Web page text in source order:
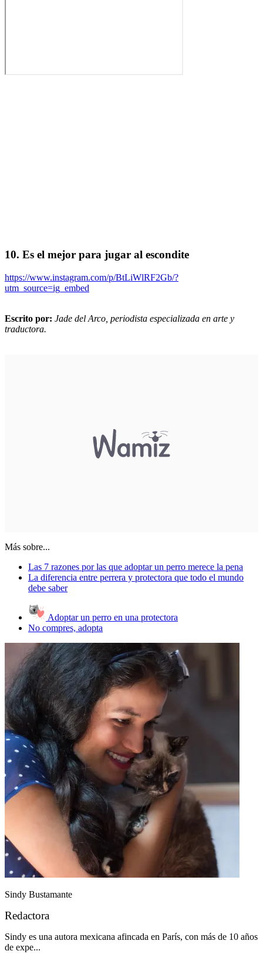
10. Es el mejor para jugar al escondite
https://www.instagram.com/p/BtLiWlRF2Gb/?
utm_source=ig_embed
Escrito por: Jade del Arco, periodista especializada en arte y
traductora.
Más sobre...
Las 7 razones por las que adoptar un perro merece la pena
La diferencia entre perrera y protectora que todo el mundo
debe saber
Adoptar un perro en una protectora
No compres, adopta
Sindy Bustamante
Redactora
Sindy es una autora mexicana afincada en París, con más de 10 años
de expe...